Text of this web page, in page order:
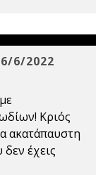
6/2022
Κριός
ακατάπαυστη
έχεις